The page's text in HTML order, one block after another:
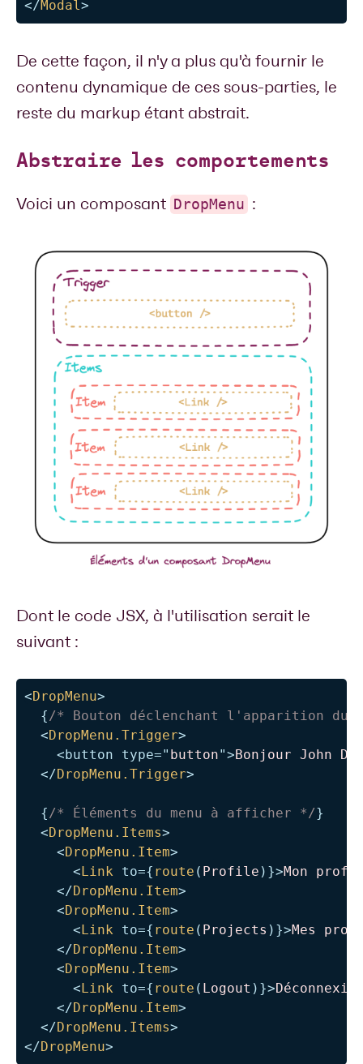
</Modal >
De cette façon, il n'y a plus qu'à fournir le
contenu dynamique de ces sous-parties, le
reste du markup étant abstrait.
Abstraire les comportements
Voici un composant DropMenu :
Dont le code JSX, à l'utilisation serait le
suivant :
<DropMenu>
{ /* Bouton déclenchant l'apparition du
<DropMenu.Trigger>
<button type=" button">Bonjour John
</DropMenu.Trigger>
{ /* Éléments du menu à afficher */}
<DropMenu.Items>
<DropMenu.Item>
<Link to={ route ( Profile ) }>Mon
</DropMenu.Item>
<DropMenu.Item>
<Link to={ route ( Projects ) }>Mes
</DropMenu.Item>
<DropMenu.Item>
<Link to={ route ( Logout ) }>
</DropMenu.Item>
</DropMenu.Items>
</DropMenu>